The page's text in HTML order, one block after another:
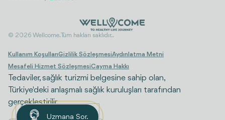
© 2026 Wellcome. Tüm hakları saklıdır..
Kullanım KoşullarıGizlilik SözleşmesiAydınlatma Metni
Mesafeli Hizmet SözleşmesiCayma Hakkı
Tedaviler, sağlık turizmi belgesine sahip olan,
Türkiye'deki anlaşmalı sağlık kuruluşları tarafından
gerçekleştirilir.
Uzmana Sor.